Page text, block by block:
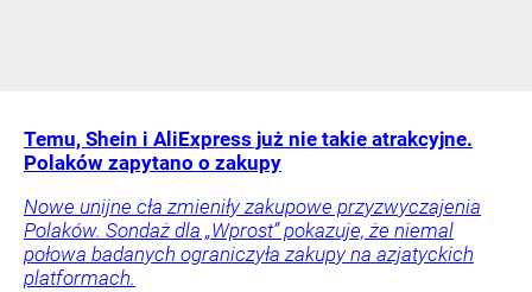
Temu, Shein i AliExpress już nie takie atrakcyjne.
Polaków zapytano o zakupy
Nowe unijne cła zmieniły zakupowe przyzwyczajenia
Polaków. Sondaż dla „Wprost” pokazuje, że niemal
połowa badanych ograniczyła zakupy na azjatyckich
platformach.